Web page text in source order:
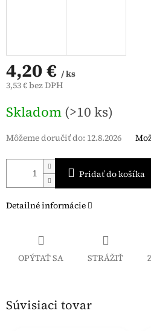
4,20 € / ks
3,53 € bez DPH
cena:
Skladom (>10 ks)
Môžeme doručiť do: 12.8.2026
Pridať do košíka
Detailné informácie
OPÝTAŤ SA STRÁŽIŤ
Súvisiaci tovar